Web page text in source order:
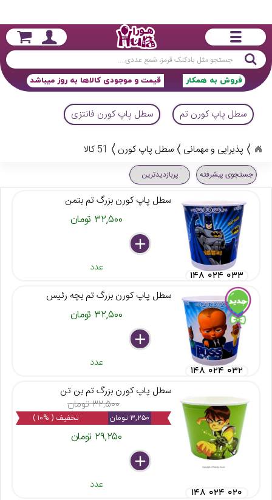
جستجو
قیمت و موجودی کالاها به روز میباشد فروش به همکار
سطل پاپ کورن تم سطل پاپ کورن فانتزی
پذیرایی و مهمانی سطل پاپ کورن 51 کالا
جستجوی پیشرفته پربازدیدترین
سطل پاپ کورن بزرگ تم بتمن
۳۲,۵۰۰ تومان
delete
remove
add
عدد
۱۴۸ ۰۲۴ ۰۳۳
سطل پاپ کورن بزرگ تم بچه رئیس
۳۲,۵۰۰ تومان
delete
remove
add
عدد
۱۴۸ ۰۲۴ ۰۳۲
سطل پاپ کورن بزرگ تم بن تن
۳۲,۵۰۰ تومان
۳,۲۵۰ تومان تخفیف ( %۱۰ )
۲۹,۲۵۰ تومان
delete
remove
add
عدد
۱۴۸ ۰۲۴ ۰۲۰